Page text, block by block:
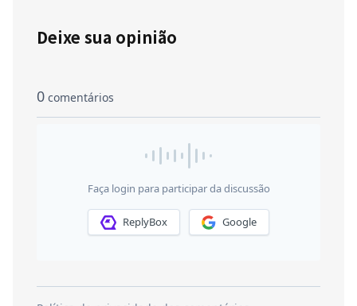
Deixe sua opinião